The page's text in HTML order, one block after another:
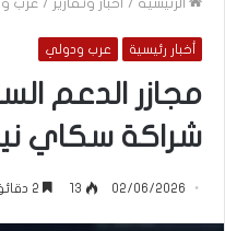
أخبار رئيسية عرب ودولي
مجازر الدعم
شراكة سكاي
02/06/2026
13